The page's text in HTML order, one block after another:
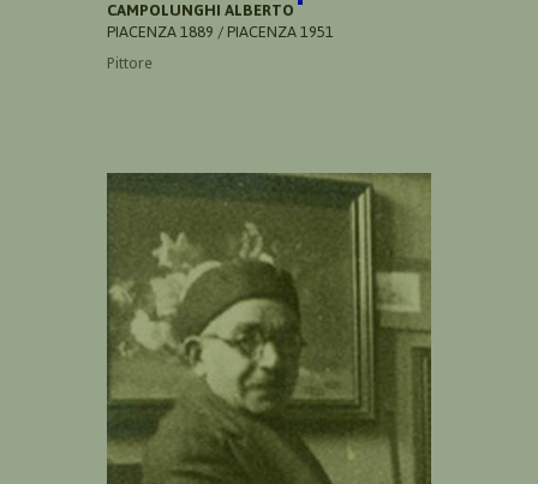
CAMPOLUNGHI ALBERTO
PIACENZA 1889 / PIACENZA 1951
Pittore